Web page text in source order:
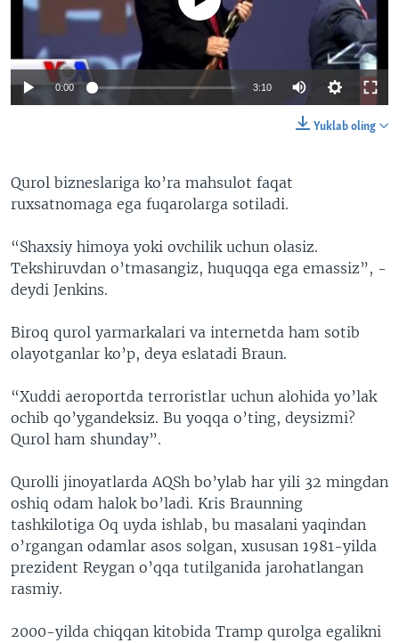
0:00 3:10
Yuklab oling
Qurol bizneslariga ko’ra mahsulot faqat
ruxsatnomaga ega fuqarolarga sotiladi.
“Shaxsiy himoya yoki ovchilik uchun olasiz.
Tekshiruvdan o’tmasangiz, huquqqa ega emassiz”, -
deydi Jenkins.
Biroq qurol yarmarkalari va internetda ham sotib
olayotganlar ko’p, deya eslatadi Braun.
“Xuddi aeroportda terroristlar uchun alohida yo’lak
ochib qo’ygandeksiz. Bu yoqqa o’ting, deysizmi?
Qurol ham shunday”.
Qurolli jinoyatlarda AQSh bo’ylab har yili 32 mingdan
oshiq odam halok bo’ladi. Kris Braunning
tashkilotiga Oq uyda ishlab, bu masalani yaqindan
o’rgangan odamlar asos solgan, xususan 1981-yilda
prezident Reygan o’qqa tutilganida jarohatlangan
rasmiy.
2000-yilda chiqqan kitobida Tramp qurolga egalikni